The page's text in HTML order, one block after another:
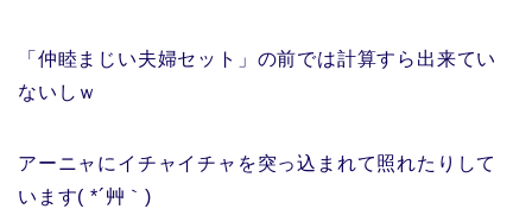
「仲睦まじい夫婦セット」の前では計算すら出来てい
ないしｗ
アーニャにイチャイチャを突っ込まれて照れたりして
います( *´艸｀)